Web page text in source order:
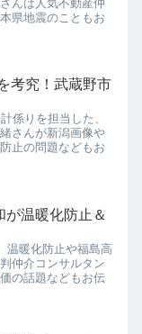
んは人気不動産仲
県地震のこともお
考究！武蔵野市
係りを担当した、
さんが新潟画像や
止の問題などもお
温暖化防止＆
温暖化防止や福島高
仲介コンサルタン
の話題などもお伝